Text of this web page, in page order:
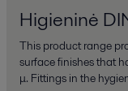
Higieninė
This product range
surface finishes that
μ. Fittings in the